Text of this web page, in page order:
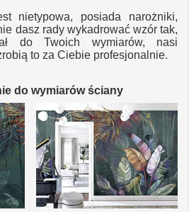
nietypowa, posiada narożniki,
dasz rady wykadrować wzór tak,
do Twoich wymiarów, nasi
to za Ciebie profesjonalnie.
do wymiarów ściany